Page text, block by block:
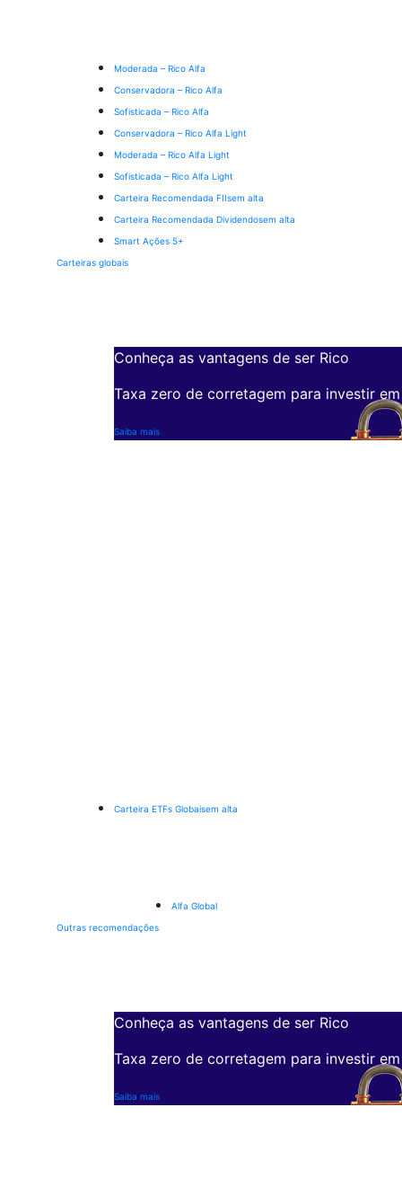
Moderada – Rico Alfa
Conservadora – Rico Alfa
Sofisticada – Rico Alfa
Conservadora – Rico Alfa Light
Moderada – Rico Alfa Light
Sofisticada – Rico Alfa Light
Carteira Recomendada FIIsem alta
Carteira Recomendada Dividendosem alta
Smart Ações 5+
Carteiras globais
Conheça as vantagens de ser Rico
Taxa zero de corretagem para investir
Saiba mais
Carteira ETFs Globaisem alta
Alfa Global
Outras recomendações
Conheça as vantagens de ser Rico
Taxa zero de corretagem para investir
Saiba mais